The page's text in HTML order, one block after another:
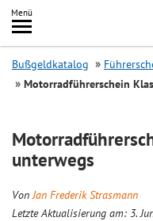
Inhalt
springen
Menü
Bußgeldkatalog
Motorradführerschein
unterwegs
VonJan Frederik Strasmann
Letzte Aktualisierung am: 3.